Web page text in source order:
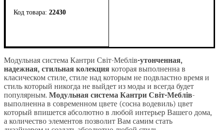
22430
Высота: 205 см
Модульная система Кантри Світ-Меблів-утонченная,
надежная, стильная колекция которая выполненна в
класическом стиле, стиле над которым не подвластно время и
стиль который никогда не выйдет из моды и всегда будет
популярным. Модульная система Кантри Світ-Меблів-
выполненна в современном цвете (сосна водевиль) цвет
который впишется абсолютно в любой интерьер Вашего дома,
а количество элементов позволит Вам самим стать